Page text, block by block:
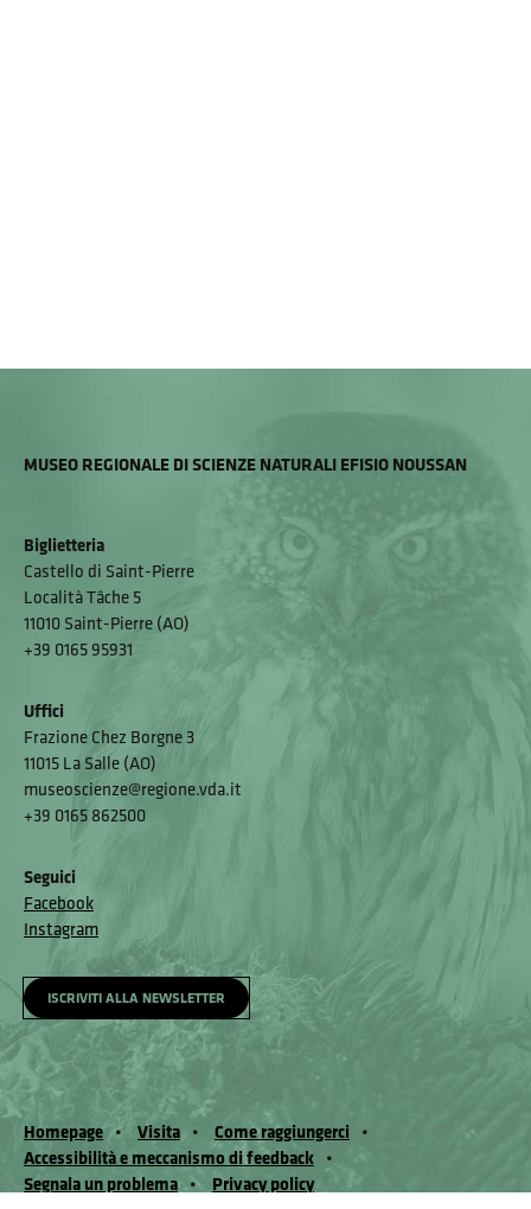
MUSEO REGIONALE DI SCIENZE NATURALI EFISIO NOUSSAN
Biglietteria
Castello di Saint-Pierre
Località Tâche 5
11010 Saint-Pierre (AO)
+39 0165 95931
Uffici
Frazione Chez Borgne 3
11015 La Salle (AO)
museoscienze@regione.vda.it
+39 0165 862500
Seguici
Facebook
Instagram
ISCRIVITI ALLA NEWSLETTER
Homepage Visita
Come raggiungerci
Accessibilità e meccanismo di feedback
Segnala un problema
Privacy policy